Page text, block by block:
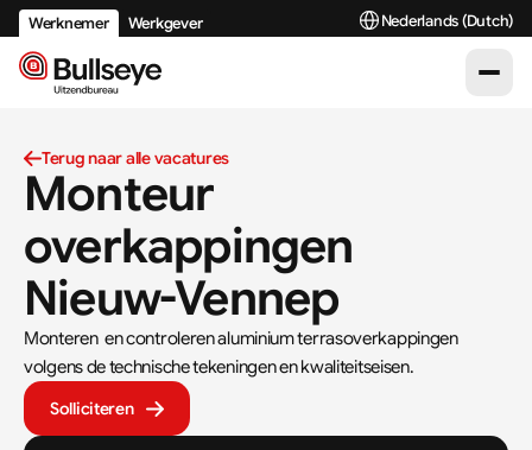
Terug naar alle vacatures
Monteur
overkappingen
Nieuw-Vennep
Monteren  en controleren aluminium terrasoverkappingen
volgens de technische tekeningen en kwaliteitseisen.
Solliciteren
Werknemer Werkgever Select Language
Nederlands (Dutch)